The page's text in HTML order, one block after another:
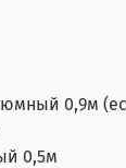
0,9м
0,5м